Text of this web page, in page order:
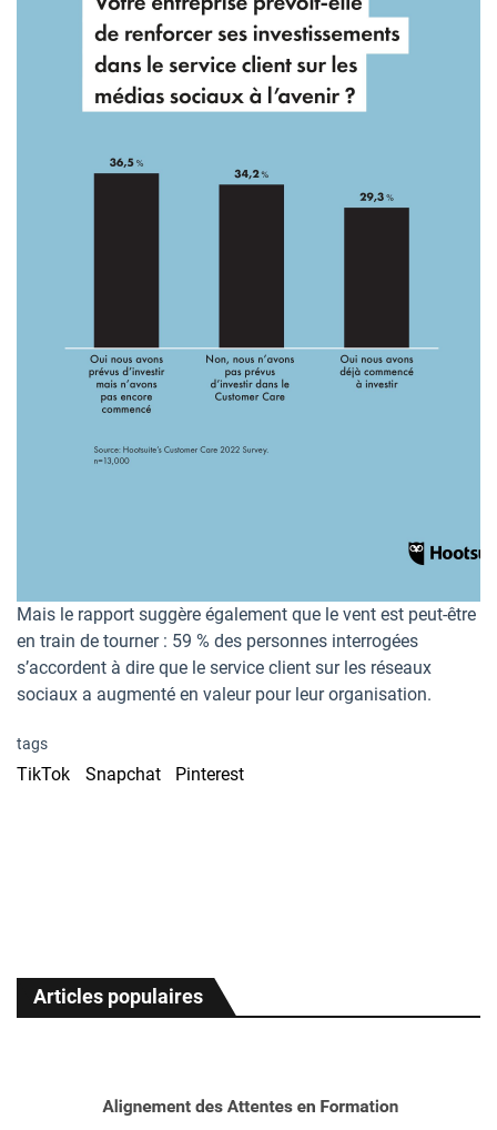
Mais le rapport suggère également que le vent est peut-être
en train de tourner : 59 % des personnes interrogées
s’accordent à dire que le service client sur les réseaux
sociaux a augmenté en valeur pour leur organisation.
tags
TikTok Snapchat Pinterest
Articles populaires